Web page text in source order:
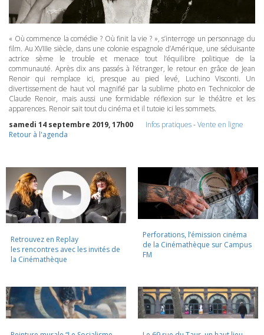
« Où commence la comédie ? Où finit la vie ? », s’interroge un personnage du
film. Au XVIIIe siècle, dans une colonie espagnole d’Amérique, une séduisante
actrice sème le trouble et menace tout l’équilibre politique de la
communauté. Après dix ans passés à l’étranger, le retour en grâce de Jean
Renoir qui remplace ici, presque au pied levé, Luchino Visconti. Un
divertissement de haut vol magnifié par la sublime photo en Technicolor de
Claude Renoir, mais aussi une formidable réflexion sur le théâtre et les
apparences. Renoir sait tout du cinéma et il tutoie ici les sommets.
samedi 14 septembre 2019, 17h00
Infos pratiques-Vente en ligne
Retour à l'agenda
Retrouvez en Replay
les rencontres avec les invités de
la Cinémathèque
Perforations, l’émission cinéma
de la Cinémathèque sur Campus
FM